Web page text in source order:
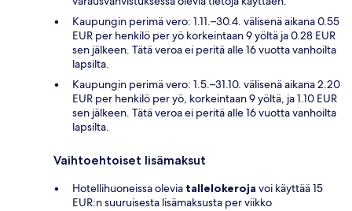
Kaupungin perimä vero: 1.11.–30.4. välisenä aikana 0.55
EUR per henkilö per yö korkeintaan 9 yöltä ja 0.28 EUR
sen jälkeen. Tätä veroa ei peritä alle 16 vuotta vanhoilta
lapsilta.
Kaupungin perimä vero: 1.5.–31.10. välisenä aikana 2.20
EUR per henkilö per yö, korkeintaan 9 yöltä, ja 1.10 EUR
sen jälkeen. Tätä veroa ei peritä alle 16 vuotta vanhoilta
lapsilta.
Vaihtoehtoiset lisämaksut
Hotellihuoneissa olevia tallelokeroja voi käyttää 15
EUR:n suuruisesta lisämaksusta per viikko